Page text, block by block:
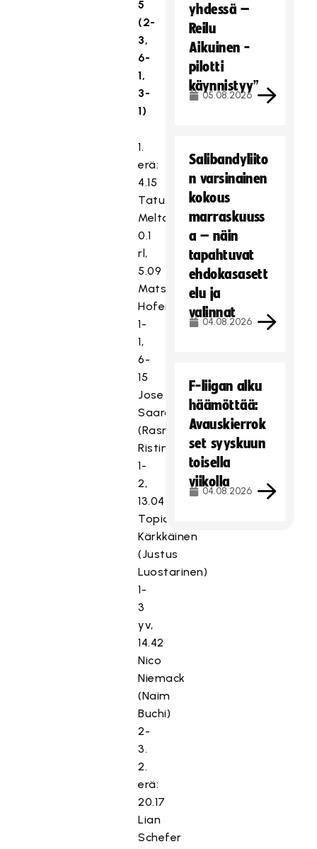
5
(2-
3,
6-
1,
3-
1)
1.
erä:
4.15
Tatu
Meltola
0.1
rl,
5.09
Mats
Hofer
1-
1,
6-
15
Jose
Saarainen
(Rasmus
Ristimäki)
1-
2,
13.04
Topias
Kärkkäinen
(Justus
Luostarinen)
1-
3
yv,
14.42
Nico
Niemack
(Naim
Buchi)
2-
3.
2.
erä:
20.17
Lian
Schefer
yhdessä –
Reilu
Aikuinen -
pilotti
käynnistyy”
05.08.2026
Salibandyliito
n varsinainen
kokous
marraskuuss
a – näin
tapahtuvat
ehdokasasett
elu ja
valinnat
04.08.2026
F-liigan alku
häämöttää:
Avauskierrok
set syyskuun
toisella
viikolla
04.08.2026